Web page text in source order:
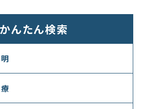
かんたん検索